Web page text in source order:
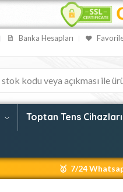
Banka Hesapları
Toptan Tens Cihazları
🥇 7/24